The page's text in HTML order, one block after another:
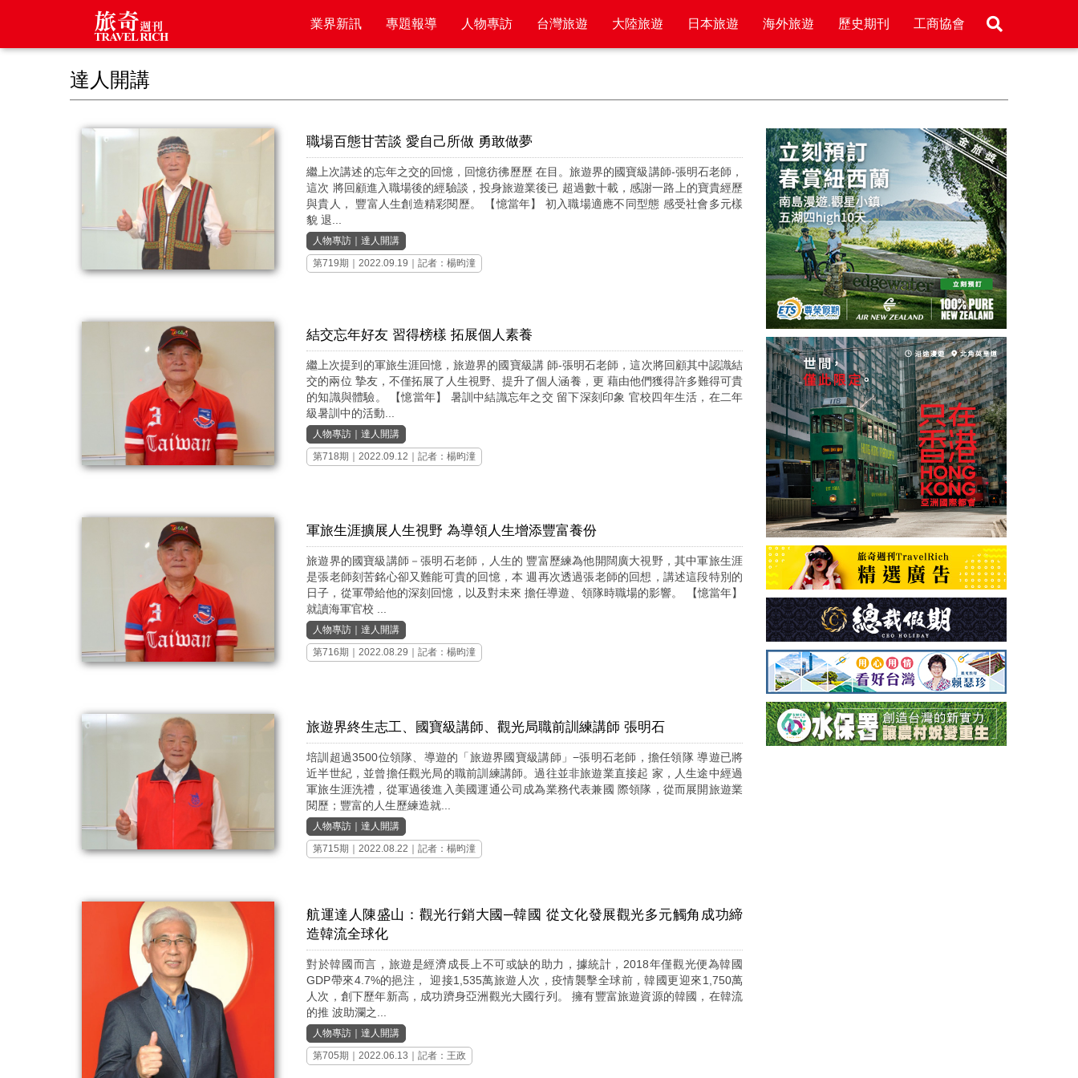
業界新訊 專題報導 人物專訪 台灣旅遊 大陸旅遊 日本旅遊 海外旅遊 歷史期刊 工商協會
達人開講
職場百態甘苦談 愛自己所做 勇敢做夢
繼上次講述的忘年之交的回憶，回憶彷彿歷歷 在目。旅遊界的國寶級講師-張明石老師，
這次 將回顧進入職場後的經驗談，投身旅遊業後已 超過數十載，感謝一路上的寶貴經歷
與貴人， 豐富人生創造精彩閱歷。 【憶當年】 初入職場適應不同型態 感受社會多元樣
貌 退...
人物專訪 ｜達人開講
第719期
｜2022.09.19｜記者：楊昀潼
結交忘年好友 習得榜樣 拓展個人素養
繼上次提到的軍旅生涯回憶，旅遊界的國寶級講 師-張明石老師，這次將回顧其中認識結
交的兩位 摯友，不僅拓展了人生視野、提升了個人涵養，更 藉由他們獲得許多難得可貴
的知識與體驗。 【憶當年】 暑訓中結識忘年之交 留下深刻印象 官校四年生活，在二年
級暑訓中的活動...
人物專訪 ｜達人開講
第718期 ｜2022.09.12｜記者：楊昀潼
軍旅生涯擴展人生視野 為導領人生增添豐富養份
旅遊界的國寶級講師－張明石老師，人生的 豐富歷練為他開闊廣大視野，其中軍旅生涯
是張老師刻苦銘心卻又難能可貴的回憶，本 週再次透過張老師的回想，講述這段特別的
日子，從軍帶給他的深刻回憶，以及對未來 擔任導遊、領隊時職場的影響。 【憶當年】
就讀海軍官校 ...
人物專訪 ｜達人開講
第716期
｜2022.08.29｜記者：楊昀潼
旅遊界終生志工、國寶級講師、觀光局職前訓練講師 張明石
培訓超過3500位領隊、導遊的「旅遊界國寶級講師」−張明石老師，擔任領隊 導遊已將
近半世紀，並曾擔任觀光局的職前訓練講師。過往並非旅遊業直接起 家，人生途中經過
軍旅生涯洗禮，從軍過後進入美國運通公司成為業務代表兼國 際領隊，從而展開旅遊業
閱歷；豐富的人生歷練造就...
人物專訪 ｜達人開講
第715期 ｜2022.08.22｜記者：楊昀潼
航運達人陳盛山：觀光行銷大國─韓國 從文化發展觀光多元觸角成功締
造韓流全球化
對於韓國而言，旅遊是經濟成長上不可或缺的助力，據統計，2018年僅觀光便為韓國
GDP帶來4.7%的挹注， 迎接1,535萬旅遊人次，疫情襲擊全球前，韓國更迎來1,750萬
人次，創下歷年新高，成功躋身亞洲觀光大國行列。 擁有豐富旅遊資源的韓國，在韓流
的推 波助瀾之...
人物專訪 ｜達人開講
第705期 ｜2022.06.13｜記者：王政